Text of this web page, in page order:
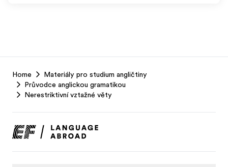
Footer
Home
Materiály pro studium angličtiny
Průvodce anglickou gramatikou
Nerestriktivní vztažné věty